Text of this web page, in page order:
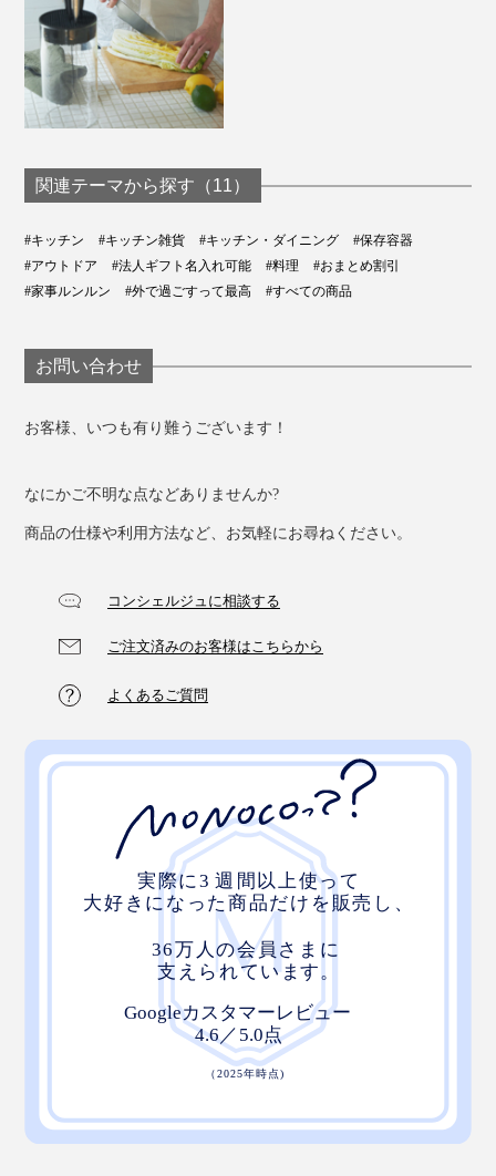
関連テーマから探す（11）
#キッチン #キッチン雑貨 #キッチン・ダイニング
#保存容器
#アウトドア
#法人ギフト名入れ可能 #料理
#おまとめ割引
#家事ルンルン
#外で過ごすって最高 #すべての商品
お問い合わせ
お客様、いつも有り難うございます！
なにかご不明な点などありませんか?
商品の仕様や利用方法など、お気軽にお尋ねください。
コンシェルジュに相談する
ご注文済みのお客様はこちらから
よくあるご質問